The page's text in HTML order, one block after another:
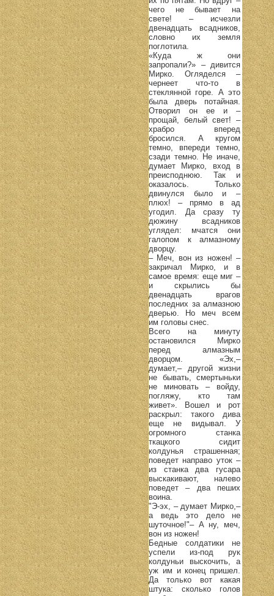
чего не бывает на
свете! – исчезли
двенадцать всадников,
словно их земля
поглотила.
«Куда ж они
запропали?» – дивится
Мирко. Огляделся –
чернеет что-то в
стеклянной горе. А это
была дверь потайная.
Отворил он ее и –
прощай, белый свет! –
храбро вперед
бросился. А кругом
темно, впереди темно,
сзади темно. Не иначе,
думает Мирко, вход в
преисподнюю. Так и
оказалось. Только
двинулся было и –
плюх! – прямо в ад
угодил. Да сразу ту
дюжину всадников
углядел: мчатся они
галопом к алмазному
дворцу.
– Меч, вон из ножен! –
закричал Мирко, и в
самое время: еще миг –
и скрылись бы
двенадцать врагов
последних за алмазною
дверью. Но меч всем
им головы снес.
Всего на минуту
остановился Мирко
перед алмазным
дворцом. «Эх,–
думает,– другой жизни
не бывать, смертыньки
не миновать – войду,
погляжу, кто там
живет». Вошел и рот
раскрыл: такого дива
еще не видывал. У
огромного станка
ткацкого сидит
колдунья страшенная;
поведет направо уток –
из станка два гусара
выскакивают, налево
поведет – два пеших
воина.
"Э-эх, – думает Мирко,–
а ведь это дело не
шуточное!"– А ну, меч,
вон из ножен!
Бедные солдатики не
успели из-под рук
колдуньи выскочить, а
уж им и конец пришел.
Да только вот какая
штука: сколько голов